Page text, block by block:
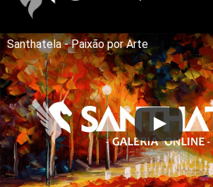
Santhatela - Paixão por Arte